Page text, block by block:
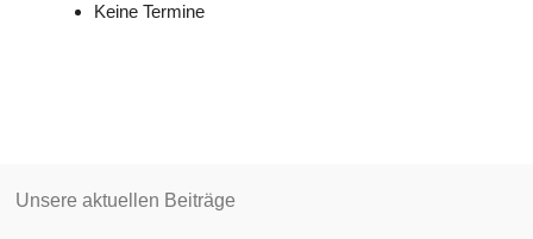
Keine Termine
Unsere aktuellen Beiträge